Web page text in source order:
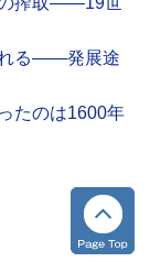
る――発展途
たのは1600年